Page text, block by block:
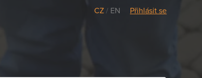
CZ / EN Přihlásit se